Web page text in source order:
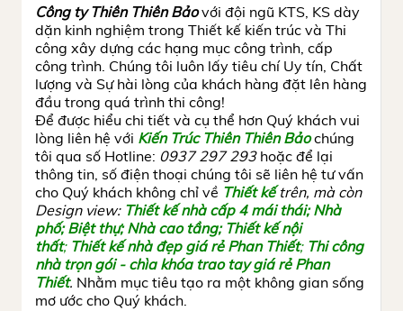
Công ty Thiên Thiên Bảovới đội ngũ KTS, KS dày
dặn kinh nghiệm trong Thiết kế kiến trúc và Thi
công xây dựng các hạng mục công trình, cấp
công trình. Chúng tôi luôn lấy tiêu chí Uy tín, Chất
lượng và Sự hài lòng của khách hàng đặt lên hàng
đầu trong quá trình thi công!
Để được hiểu chi tiết và cụ thể hơn Quý khách vui
lòng liên hệ với Kiến Trúc Thiên Thiên Bảochúng
tôi qua số Hotline: 0937 297 293 hoặc để lại
thông tin, số điện thoại chúng tôi sẽ liên hệ tư vấn
cho Quý khách không chỉ về Thiết kế trên, mà còn
Design view: Thiết kế nhà cấp 4 mái thái; Nhà
phố; Biệt thự; Nhà cao tầng; Thiết kế nội
thất; Thiết kế nhà đẹp giá rẻ Phan Thiết; Thi công
nhà trọn gói - chìa khóa trao tay giá rẻ Phan
Thiết. Nhằm mục tiêu tạo ra một không gian sống
mơ ước cho Quý khách.